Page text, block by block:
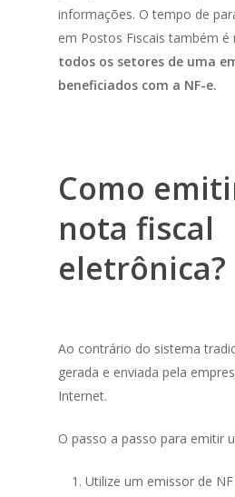
informações. O tempo de
em Postos Fiscais também é
todos os setores de uma
beneficiados com a NF-e.
Como
nota fiscal
eletrônica?
Ao contrário do sistema
gerada e enviada pela
Internet.
O passo a passo para emitir
Utilize um emissor de